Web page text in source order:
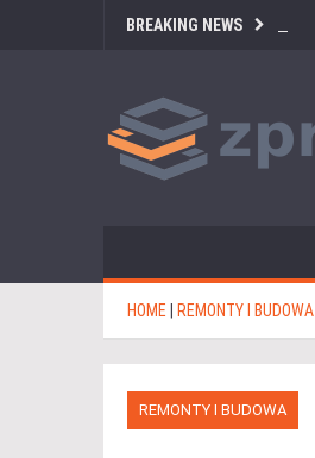
BREAKING NEWS
HOME REMONTY I BUDOWA
REMONTY I BUDOWA